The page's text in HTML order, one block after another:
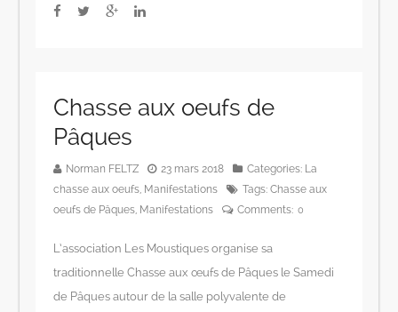
Chasse aux oeufs de
Pâques
Norman FELTZ 23 mars 2018 Categories: La
chasse aux oeufs Manifestations Tags:Chasse aux
oeufs de Pâques Manifestations Comments: 0
L’association Les Moustiques organise sa
traditionnelle Chasse aux œufs de Pâques le Samedi
de Pâques autour de la salle polyvalente de